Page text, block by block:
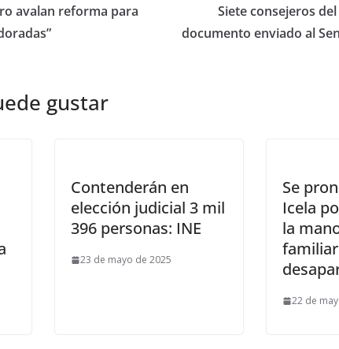
avalan reforma para
Siete consejeros
documento enviado al
gustar
Contenderán en
elección judicial 3 mil
396 personas: INE
23 de mayo de 2025
Se
Icela
la
22 de